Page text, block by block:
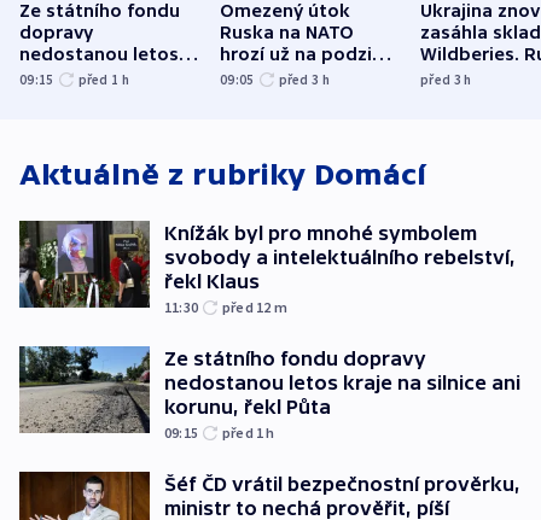
Ze státního fondu
dopravy
nedostanou letos
kraje na silnice ani
09:15 před 1 h
Omezený útok
Ruska na NATO
hrozí už na podzim,
varují tajné služby
09:05 před 3 h
Ukrajina
zasáhla
Wildberies.
útočili v
před 3h
Aktuálně z rubriky Domácí
Knížák byl pro mnohé symbolem
svobody a intelektuálního rebelství,
řekl Klaus
11:30 před 12 m
Ze státního fondu dopravy
nedostanou letos kraje na silnice ani
korunu, řekl Půta
09:15 před 1h
Šéf ČD vrátil bezpečnostní prověrku,
ministr to nechá prověřit, píší